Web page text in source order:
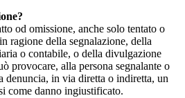
od omissione, anche solo tentato o
ragione della segnalazione, della
o contabile, o della divulgazione
provocare, alla persona segnalante o
denuncia, in via diretta o indiretta, un
come danno ingiustificato.